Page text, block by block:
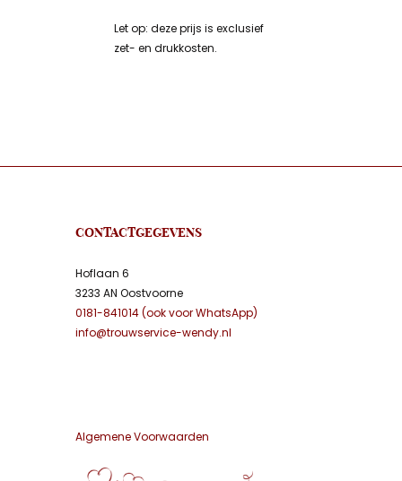
Let op: deze prijs is exclusief
zet- en drukkosten.
CONTACTGEGEVENS
Hoflaan 6
3233 AN Oostvoorne
0181-841014 (ook voor WhatsApp)
info@trouwservice-wendy.nl
Algemene Voorwaarden